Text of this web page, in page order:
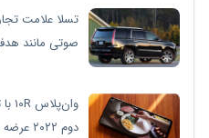
تسلا علامت
صوتی مانند
دوم ۲۰۲۲ عرضه می‌شود